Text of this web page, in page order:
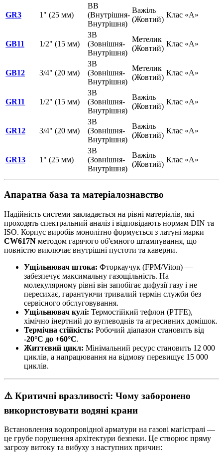
GR3 1" (25 мм)
ВВ
(Внутрішня-
Внутрішня)
Важіль
(Жовтий)
Клас «А»
GB11 1/2" (15 мм)
ЗВ
(Зовнішня-
Внутрішня)
Метелик
(Жовтий)
Клас «А»
GB12 3/4" (20 мм)
ЗВ
(Зовнішня-
Внутрішня)
Метелик
(Жовтий)
Клас «А»
GR11 1/2" (15 мм)
ЗВ
(Зовнішня-
Внутрішня)
Важіль
(Жовтий)
Клас «А»
GR12 3/4" (20 мм)
ЗВ
(Зовнішня-
Внутрішня)
Важіль
(Жовтий)
Клас «А»
GR13 1" (25 мм)
ЗВ
(Зовнішня-
Внутрішня)
Важіль
(Жовтий)
Клас «А»
Апаратна база та матеріалознавство
Надійність системи закладається на рівні матеріалів, які
проходять спектральний аналіз і відповідають нормам DIN та
ISO. Корпус виробів монолітно формується з латуні марки
CW617N методом гарячого об'ємного штампування, що
повністю виключає внутрішні пустоти та каверни.
Ущільнювач штока: Фторкаучук (FPM/Viton) —
забезпечує максимальну газощільність. На
молекулярному рівні він запобігає дифузії газу і не
пересихає, гарантуючи тривалий термін служби без
сервісного обслуговування.
Ущільнювач кулі: Термостійкий тефлон (PTFE),
хімічно інертний до вуглеводнів та агресивних домішок.
Термічна стійкість: Робочий діапазон становить від
-20°C до +60°C.
Життєвий цикл: Мінімальний ресурс становить 12 000
циклів, а напрацювання на відмову перевищує 15 000
циклів.
⚠️ Критичні вразливості: Чому заборонено
використовувати водяні крани
Встановлення водопровідної арматури на газові магістралі —
це грубе порушення архітектури безпеки. Це створює пряму
загрозу витоку та вибуху з наступних причин: